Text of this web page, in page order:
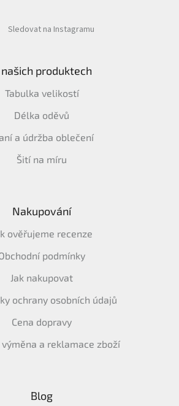
Sledovat na Instagramu
našich produktech
Tabulka velikostí
Délka oděvů
a údržba oblečení
Šití na míru
Nakupování
ověřujeme recenze
podmínky
Jak nakupovat
ochrany osobních údajů
Cena dopravy
a reklamace zboží
Blog